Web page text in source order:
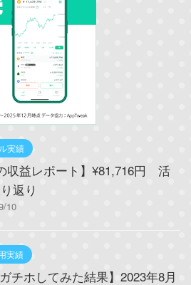
実績
収益レポート】¥81,716円 活
返り
10
実績
ガチホしてみた結果】2023年8月